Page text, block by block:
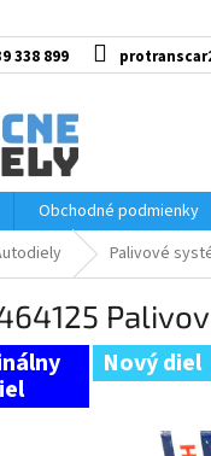
338 899
Obchodné podmienky
Palivové
Nový diel